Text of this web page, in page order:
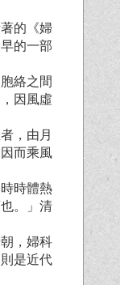
的《婦
的一部
絡之間
因風虛
，由月
而乘風
時體熱
。」清
，婦科
是近代